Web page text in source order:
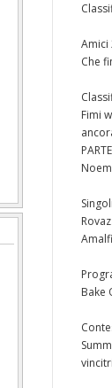
Amici
Che
Fimi
Singoli
Bake